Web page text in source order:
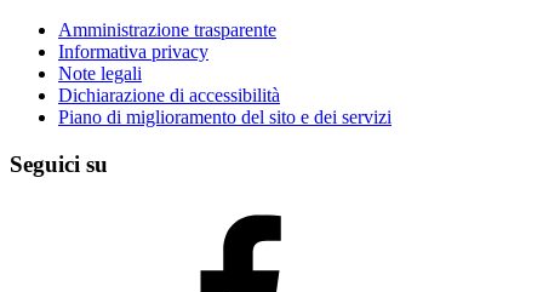
Amministrazione trasparente
Informativa privacy
Note legali
Dichiarazione di accessibilità
Piano di miglioramento del sito e dei servizi
Seguici su